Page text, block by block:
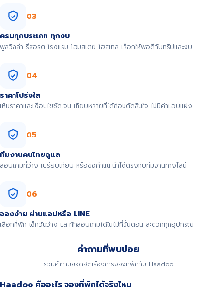
03
ครบทุกประเภท ทุกงบ
พูลวิลล่า รีสอร์ต โรงแรม โฮมสเตย์ โฮสเทล เลือกให้พอดีกับทริปและงบ
04
ราคาโปร่งใส
เห็นราคาและเงื่อนไขชัดเจน เทียบหลายที่ได้ก่อนตัดสินใจ ไม่มีค่าแอบแฝง
05
ทีมงานคนไทยดูแล
สอบถามที่ว่าง เปรียบเทียบ หรือขอคำแนะนำได้ตรงกับทีมงานทางไลน์
06
จองง่าย ผ่านแอปหรือ LINE
เลือกที่พัก เช็กวันว่าง และทักสอบถามได้ในไม่กี่ขั้นตอน สะดวกทุกอุปกรณ์
คำถามที่พบบ่อย
รวมคำถามยอดฮิตเรื่องการจองที่พักกับ Haadoo
Haadoo คืออะไร จองที่พักได้จริงไหม